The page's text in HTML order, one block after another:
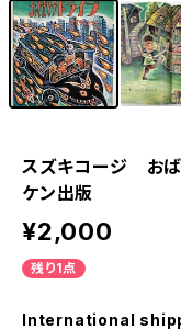
スズキコージ お
ケン出版
¥2,000
残り1点
International